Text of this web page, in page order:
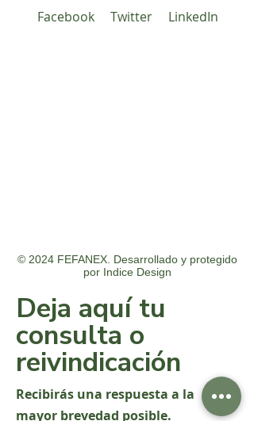
Facebook
Twitter LinkedIn
© 2024 FEFANEX. Desarrollado y protegido
por Indice Design
Deja aquí tu
consulta o
reivindicación
Recibirás una respuesta a la
mayor brevedad posible.